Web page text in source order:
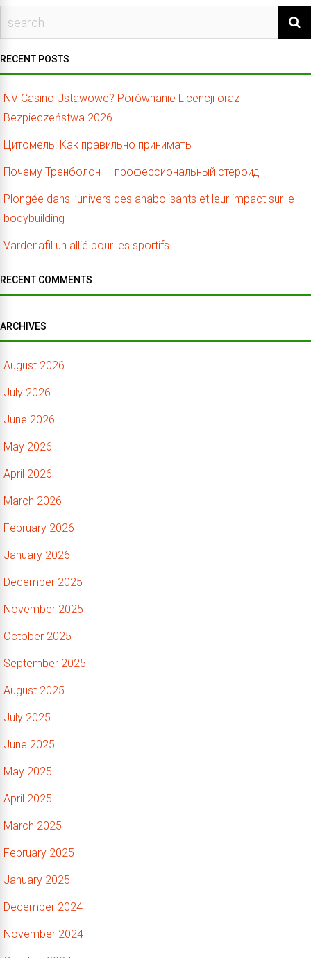
RECENT POSTS
NV Casino Ustawowe? Porównanie Licencji oraz
Bezpieczeństwa 2026
Цитомель: Как правильно принимать
Почему Тренболон — профессиональный стероид
Plongée dans l’univers des anabolisants et leur impact sur le
bodybuilding
Vardenafil un allié pour les sportifs
RECENT COMMENTS
ARCHIVES
August 2026
July 2026
June 2026
May 2026
April 2026
March 2026
February 2026
January 2026
December 2025
November 2025
October 2025
September 2025
August 2025
July 2025
June 2025
May 2025
April 2025
March 2025
February 2025
January 2025
December 2024
November 2024